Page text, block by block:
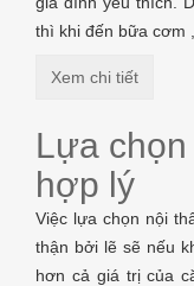
thì khi đến bữa cơm
Xem chi tiết
Lựa
hợp lý
Việc lựa chọn nội
thận bởi lẽ sẽ nếu
hơn cả giá trị của